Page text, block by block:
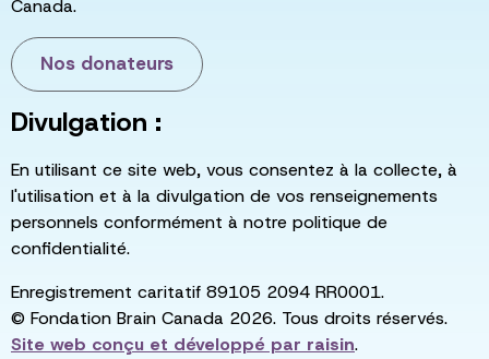
Canada.
Nos donateurs
Divulgation :
En utilisant ce site web, vous consentez à la collecte, à
l'utilisation et à la divulgation de vos renseignements
personnels conformément à notre politique de
confidentialité.
Enregistrement caritatif 89105 2094 RR0001.
© Fondation Brain Canada 2026. Tous droits réservés.
Site web conçu et développé par raisin.